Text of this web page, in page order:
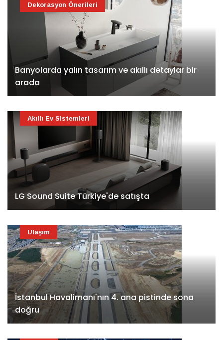
Banyolarda yalın tasarım ve akıllı detaylar bir
arada
Dekorasyon Önerileri
LG Sound Suite Türkiye'de satışta
Akıllı Ev Sistemleri
İstanbul Havalimanı'nın 4. ana pistinde sona
doğru
Ulaşım